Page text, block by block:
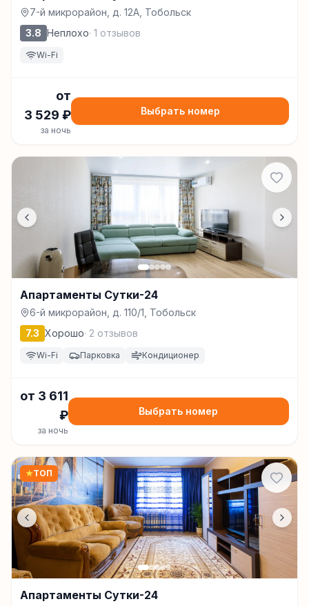
7-й микрорайон, д. 12А, Тобольск
3.8 Неплохо· 1 отзывов
Wi-Fi
от
3 529 ₽
за ночь
Выбрать номер
Апартаменты Сутки-24
6-й микрорайон, д. 110/1, Тобольск
7.3 Хорошо· 2 отзывов
Wi-Fi Парковка Кондиционер
от 3 611
₽
за ночь
Выбрать номер
★ТОП
Апартаменты Сутки-24